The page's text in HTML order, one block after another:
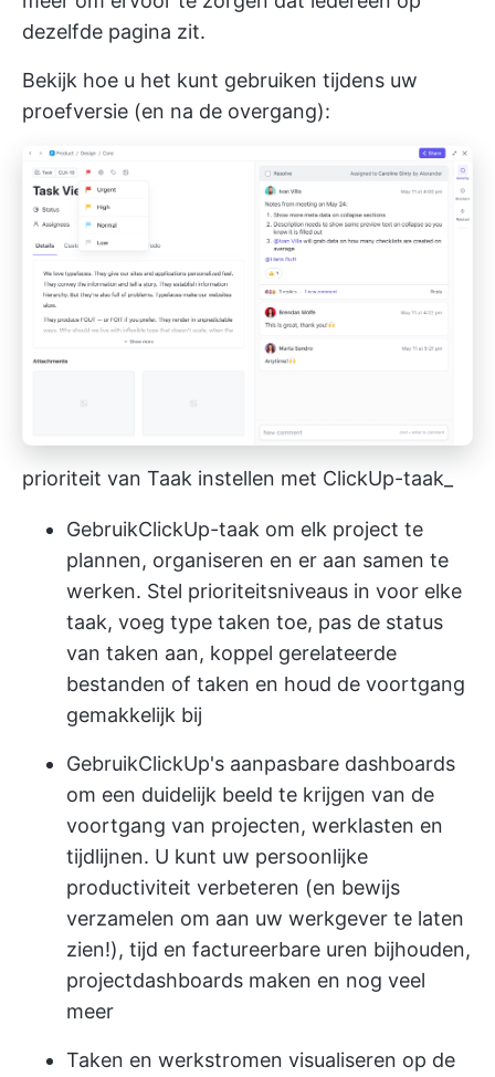
dezelfde pagina zit.
Bekijk hoe u het kunt gebruiken tijdens uw
proefversie (en na de overgang):
prioriteit van Taak instellen met ClickUp-taak_
GebruikClickUp-taak om elk project te
plannen, organiseren en er aan samen te
werken. Stel prioriteitsniveaus in voor elke
taak, voeg type taken toe, pas de status
van taken aan, koppel gerelateerde
bestanden of taken en houd de voortgang
gemakkelijk bij
GebruikClickUp's aanpasbare dashboards
om een duidelijk beeld te krijgen van de
voortgang van projecten, werklasten en
tijdlijnen. U kunt uw persoonlijke
productiviteit verbeteren (en bewijs
verzamelen om aan uw werkgever te laten
zien!), tijd en factureerbare uren bijhouden,
projectdashboards maken en nog veel
meer
Taken en werkstromen visualiseren op de